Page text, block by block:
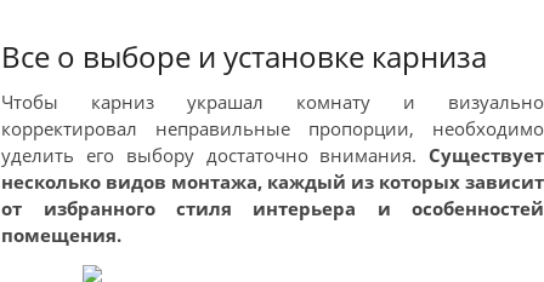
Все о выборе и установке карниза
Чтобы карниз украшал комнату и визуально
корректировал неправильные пропорции, необходимо
уделить его выбору достаточно внимания. Существует
несколько видов монтажа, каждый из которых зависит
от избранного стиля интерьера и особенностей
помещения.